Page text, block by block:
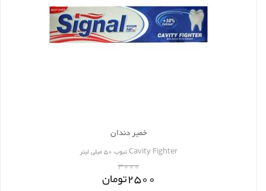
خمیر دندان
Cavity Fighter تیوب 50 میلی لیتر
3000
2500تومان